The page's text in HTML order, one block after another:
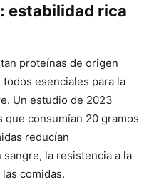
estabilidad rica
proteínas de origen
esenciales para la
Un estudio de 2023
consumían 20 gramos
reducían
la resistencia a la
comidas.